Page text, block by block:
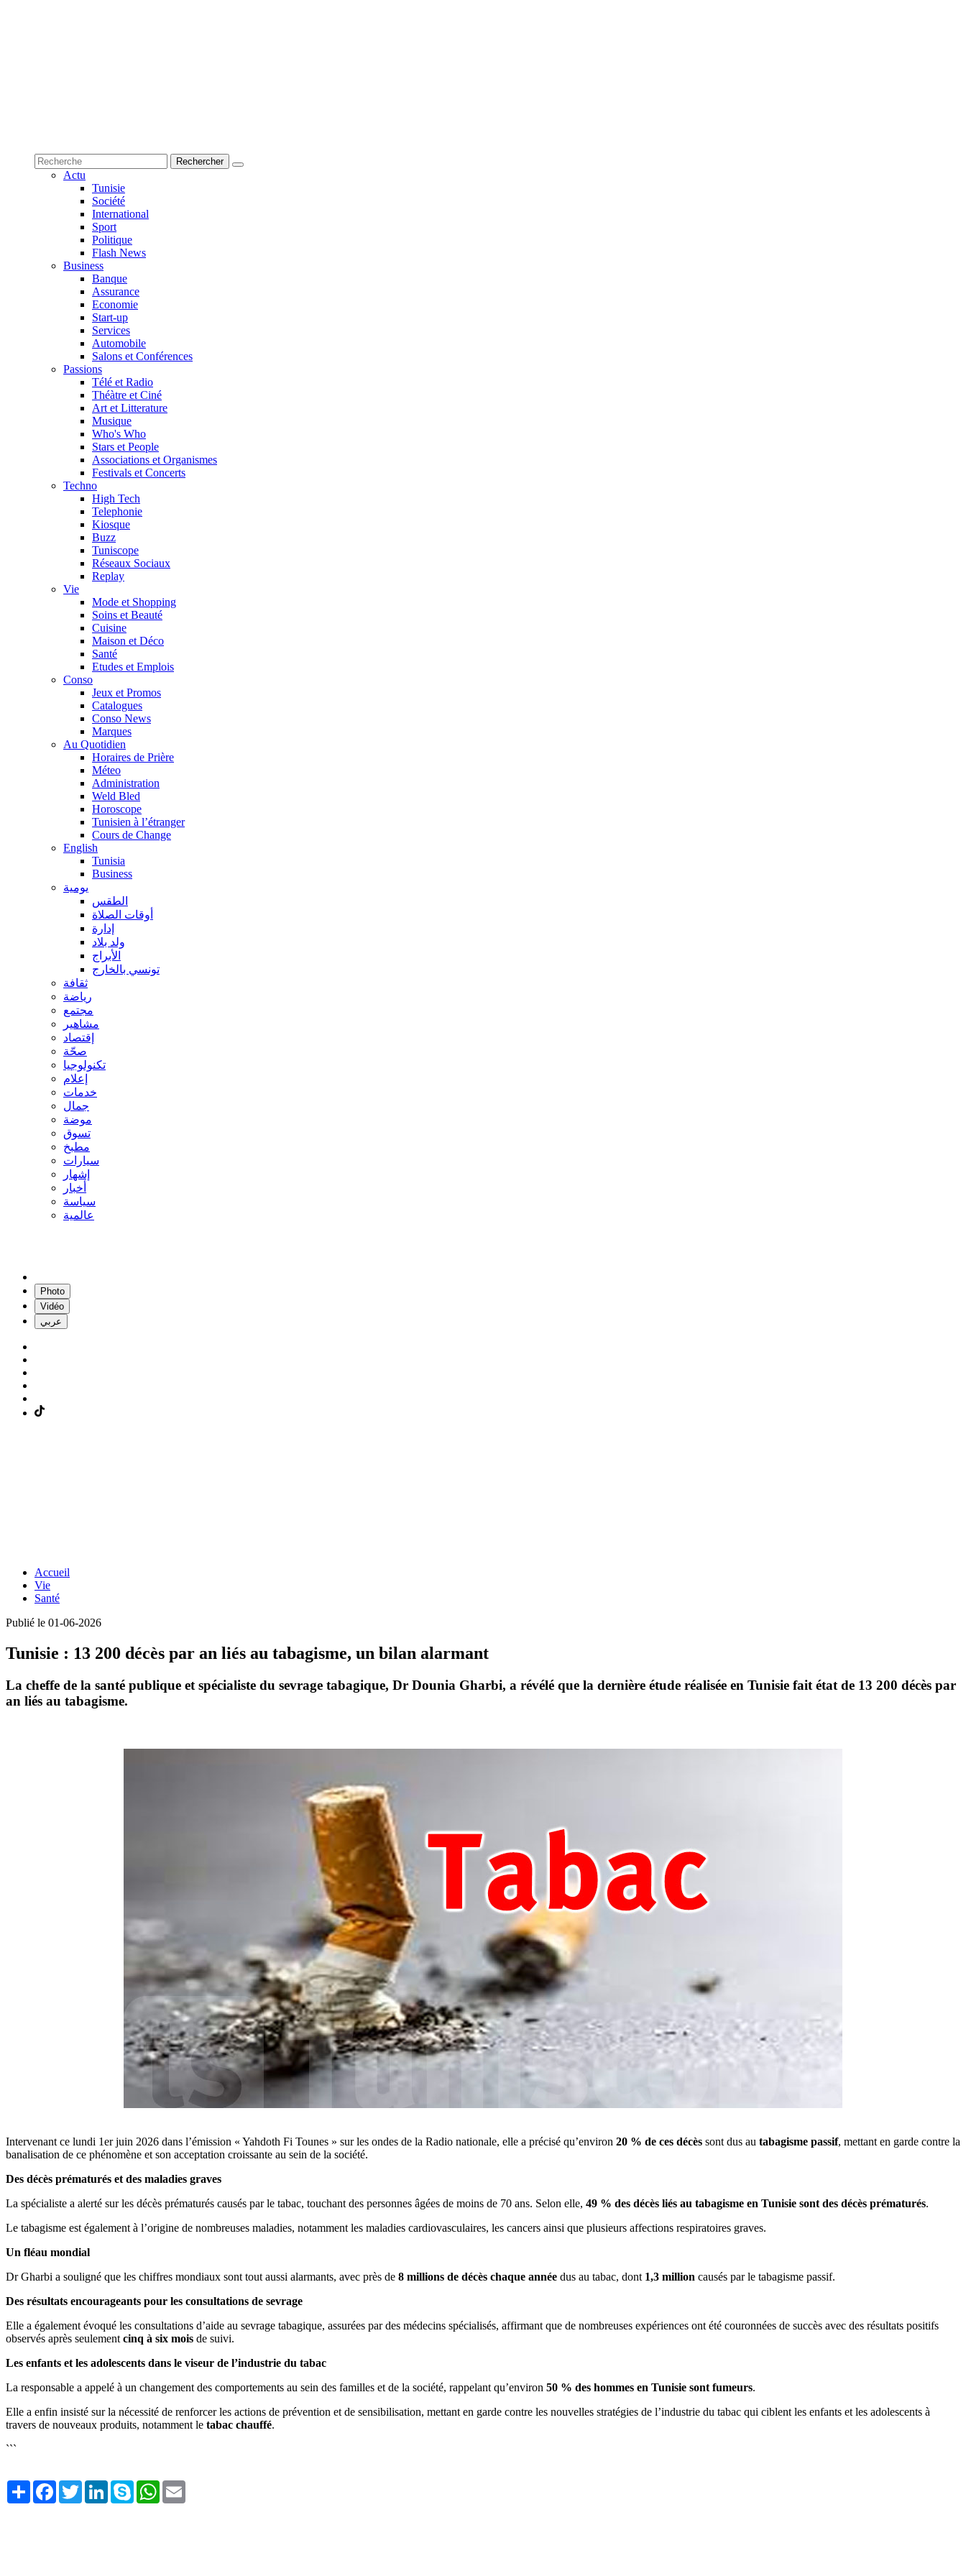
Actu
Tunisie
Société
International
Sport
Politique
Flash News
Business
Banque
Assurance
Economie
Start-up
Services
Automobile
Salons et Conférences
Passions
Télé et Radio
Théàtre et Ciné
Art et Litterature
Musique
Who's Who
Stars et People
Associations et Organismes
Festivals et Concerts
Techno
High Tech
Telephonie
Kiosque
Buzz
Tuniscope
Réseaux Sociaux
Replay
Vie
Mode et Shopping
Soins et Beauté
Cuisine
Maison et Déco
Santé
Etudes et Emplois
Conso
Jeux et Promos
Catalogues
Conso News
Marques
Au Quotidien
Horaires de Prière
Méteo
Administration
Weld Bled
Horoscope
Tunisien à l’étranger
Cours de Change
English
Tunisia
Business
يومية
الطقس
أوقات الصلاة
إدارة
ولد بلاد
الأبراج
تونسي بالخارج
ثقافة
رياضة
مجتمع
مشاهير
إقتصاد
صحّة
تكنولوجيا
إعلام
خدمات
جمال
موضة
تسوق
مطبخ
سيارات
إشهار
أخبار
سياسة
عالمية
Photo
Vidéo
عربي
Accueil
Vie
Santé
Publié le 01-06-2026
Tunisie : 13 200 décès par an liés au tabagisme, un bilan alarmant
La cheffe de la santé publique et spécialiste du sevrage tabagique, Dr Dounia Gharbi, a révélé que la dernière étude réalisée en Tunisie fait état de 13 200 décès par
an liés au tabagisme.
Intervenant ce lundi 1er juin 2026 dans l’émission « Yahdoth Fi Tounes » sur les ondes de la Radio nationale, elle a précisé qu’environ 20 % de ces décès sont dus au tabagisme passif, mettant en garde contre la
banalisation de ce phénomène et son acceptation croissante au sein de la société.
Des décès prématurés et des maladies graves
La spécialiste a alerté sur les décès prématurés causés par le tabac, touchant des personnes âgées de moins de 70 ans. Selon elle, 49 % des décès liés au tabagisme en Tunisie sont des décès prématurés.
Le tabagisme est également à l’origine de nombreuses maladies, notamment les maladies cardiovasculaires, les cancers ainsi que plusieurs affections respiratoires graves.
Un fléau mondial
Dr Gharbi a souligné que les chiffres mondiaux sont tout aussi alarmants, avec près de 8 millions de décès chaque année dus au tabac, dont 1,3 million causés par le tabagisme passif.
Des résultats encourageants pour les consultations de sevrage
Elle a également évoqué les consultations d’aide au sevrage tabagique, assurées par des médecins spécialisés, affirmant que de nombreuses expériences ont été couronnées de succès avec des résultats positifs
observés après seulement cinq à six mois de suivi.
Les enfants et les adolescents dans le viseur de l’industrie du tabac
La responsable a appelé à un changement des comportements au sein des familles et de la société, rappelant qu’environ 50 % des hommes en Tunisie sont fumeurs.
Elle a enfin insisté sur la nécessité de renforcer les actions de prévention et de sensibilisation, mettant en garde contre les nouvelles stratégies de l’industrie du tabac qui ciblent les enfants et les adolescents à
travers de nouveaux produits, notamment le tabac chauffé.
```
Share FacebookTwitterLinkedInSkype WhatsApp